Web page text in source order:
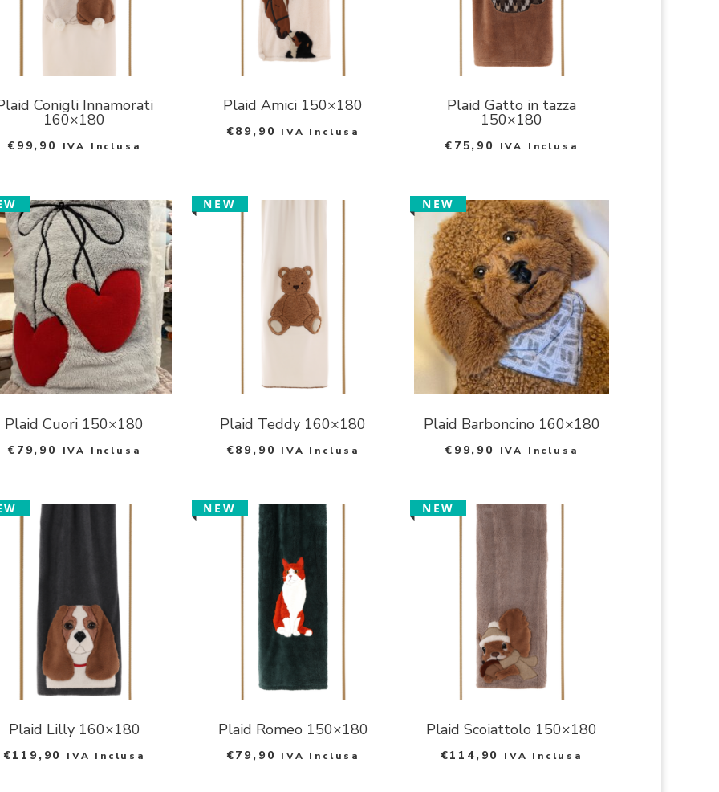
Conigli Innamorati
160×180
€ 99,90 IVA Inclusa
Plaid Amici 150×180
€89,90 IVA Inclusa
Plaid Gatto in tazza
150×180
€ 75,90 IVA Inclusa
Plaid Cuori 150×180
€ 79,90 IVA Inclusa
NEW
Plaid Teddy 160×180
€89,90 IVA Inclusa
NEW
Plaid Barboncino 160×180
€ 99,90 IVA Inclusa
Plaid Lilly 160×180
€119,90 IVA Inclusa
NEW
Plaid Romeo 150×180
€79,90 IVA Inclusa
NEW
Plaid Scoiattolo 150×180
€114,90 IVA Inclusa